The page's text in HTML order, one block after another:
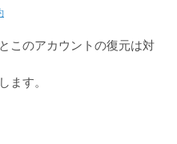
このアカウントの復元は対
ます。